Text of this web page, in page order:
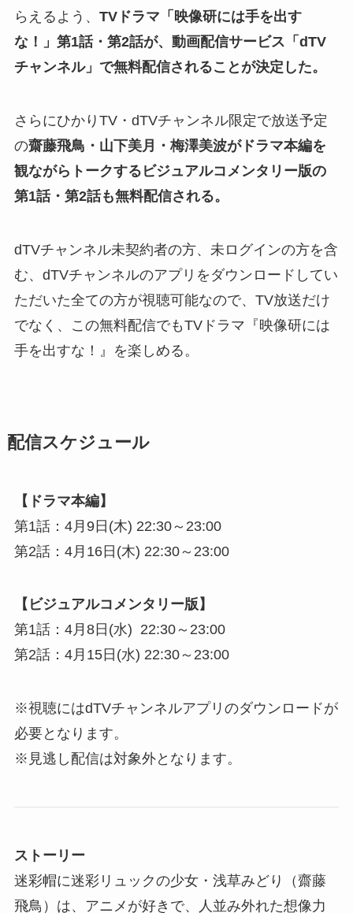
らえるよう、 TVドラマ「映像研には手を出す
な！」第1話・第2話が、動画配信サービス「dTV
チャンネル」で無料配信されることが決定した。
さらにひかりTV・dTVチャンネル限定で放送予定
の齋藤飛鳥・山下美月・梅澤美波がドラマ本編を
観ながらトークするビジュアルコメンタリー版の
第1話・第2話も無料配信される。
dTVチャンネル未契約者の方、未ログインの方を含
む、dTVチャンネルのアプリをダウンロードしてい
ただいた全ての方が視聴可能なので、TV放送だけ
でなく、この無料配信でもTVドラマ『映像研には
手を出すな！』を楽しめる。
配信スケジュール
【ドラマ本編】
第1話：4月9日(木) 22:30～23:00
第2話：4月16日(木) 22:30～23:00
【ビジュアルコメンタリー版】
第1話：4月8日(水) 22:30～23:00
第2話：4月15日(水) 22:30～23:00
※視聴にはdTVチャンネルアプリのダウンロードが
必要となります。
※見逃し配信は対象外となります。
ストーリー
迷彩帽に迷彩リュックの少女・浅草みどり（齋藤
飛鳥）は、アニメが好きで、人並み外れた想像力